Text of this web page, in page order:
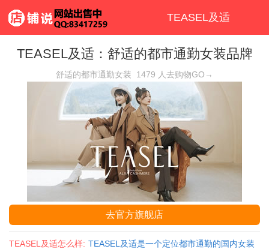
TEASEL及适
TEASEL及适：舒适的都市通勤女装品牌
舒适的都市通勤女装 1479 人去购物GO→
去官方旗舰店
TEASEL及适怎么样: TEASEL及适是一个定位都市通勤的国内女装